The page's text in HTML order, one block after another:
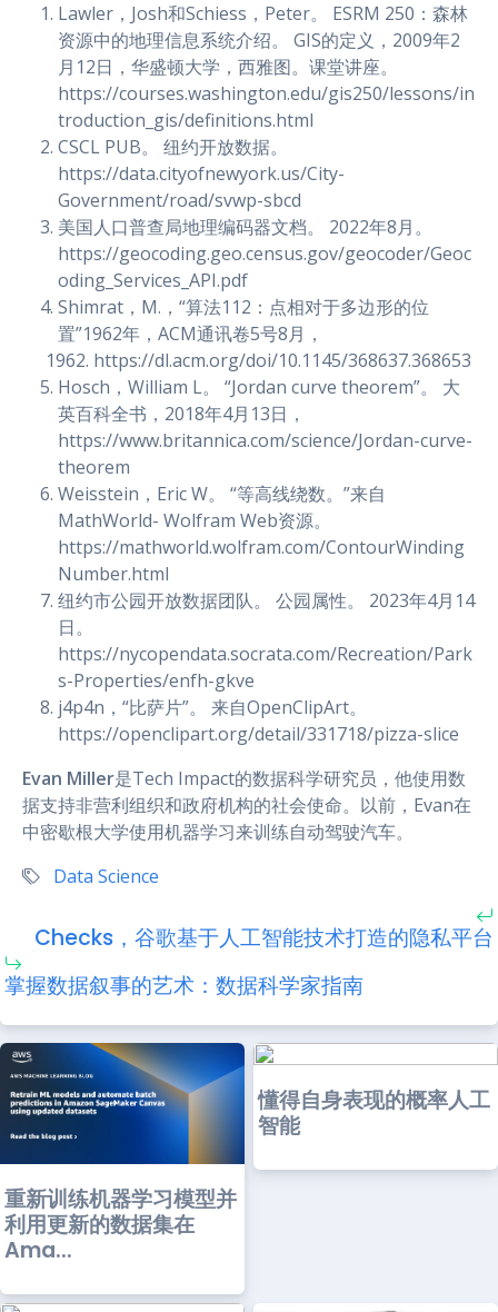
Lawler，Josh和Schiess，Peter。 ESRM 250：森林
资源中的地理信息系统介绍。 GIS的定义，2009年2
月12日，华盛顿大学，西雅图。课堂讲座。
https://courses.washington.edu/gis250/lessons/in
troduction_gis/definitions.html
CSCL PUB。 纽约开放数据。
https://data.cityofnewyork.us/City-
Government/road/svwp-sbcd
美国人口普查局地理编码器文档。 2022年8月。
https://geocoding.geo.census.gov/geocoder/Geoc
oding_Services_API.pdf
Shimrat，M.，“算法112：点相对于多边形的位
置”1962年，ACM通讯卷5号8月，
https://dl.acm.org/doi/10.1145/368637.368653
Hosch，William L。 “Jordan curve theorem”。 大
英百科全书，2018年4月13日，
https://www.britannica.com/science/Jordan-curve-
theorem
Weisstein，Eric W。 “等高线绕数。”来自
MathWorld- Wolfram Web资源。
https://mathworld.wolfram.com/ContourWinding
Number.html
纽约市公园开放数据团队。 公园属性。 2023年4月14
日。
https://nycopendata.socrata.com/Recreation/Park
s-Properties/enfh-gkve
j4p4n，“比萨片”。 来自OpenClipArt。
https://openclipart.org/detail/331718/pizza-slice
Evan Miller是Tech Impact的数据科学研究员，他使用数
据支持非营利组织和政府机构的社会使命。以前，Evan在
中密歇根大学使用机器学习来训练自动驾驶汽车。
Data Science
Checks，谷歌基于人工智能技术打造的隐私平台
掌握数据叙事的艺术：数据科学家指南
重新训练机器学习模型并
利用更新的数据集在
Ama...
懂得自身表现的概率人工
智能